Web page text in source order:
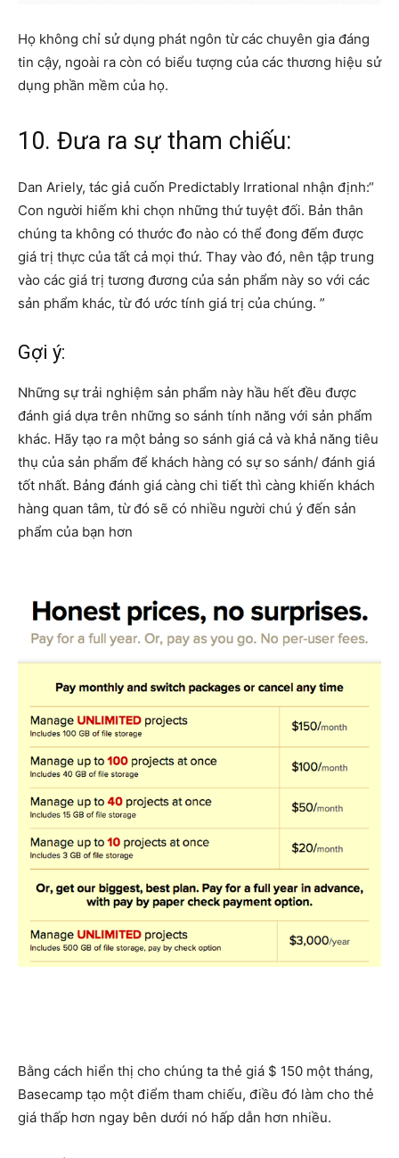
Họ không chỉ sử dụng phát ngôn từ các chuyên gia đáng
tin cậy, ngoài ra còn có biểu tượng của các thương hiệu sử
dụng phần mềm của họ.
10. Đưa ra sự tham chiếu:
Dan Ariely, tác giả cuốn Predictably Irrational nhận định:“
Con người hiếm khi chọn những thứ tuyệt đối. Bản thân
chúng ta không có thước đo nào có thể đong đếm được
giá trị thực của tất cả mọi thứ. Thay vào đó, nên tập trung
vào các giá trị tương đương của sản phẩm này so với các
sản phẩm khác, từ đó ước tính giá trị của chúng. ”
Gợi ý:
Những sự trải nghiệm sản phẩm này hầu hết đều được
đánh giá dựa trên những so sánh tính năng với sản phẩm
khác. Hãy tạo ra một bảng so sánh giá cả và khả năng tiêu
thụ của sản phẩm để khách hàng có sự so sánh/ đánh giá
tốt nhất. Bảng đánh giá càng chi tiết thì càng khiến khách
hàng quan tâm, từ đó sẽ có nhiều người chú ý đến sản
phẩm của bạn hơn
Bằng cách hiển thị cho chúng ta thẻ giá $ 150 một tháng,
Basecamp tạo một điểm tham chiếu, điều đó làm cho thẻ
giá thấp hơn ngay bên dưới nó hấp dẫn hơn nhiều.